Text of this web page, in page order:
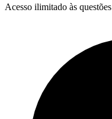
Acesso ilimitado às questões